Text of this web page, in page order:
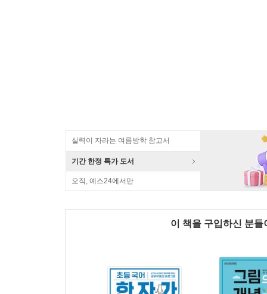
실력이 자라는 여름방학 참고서
기간 한정 특가 도서
오직, 예스24에서만
이 책을 구입하신 분